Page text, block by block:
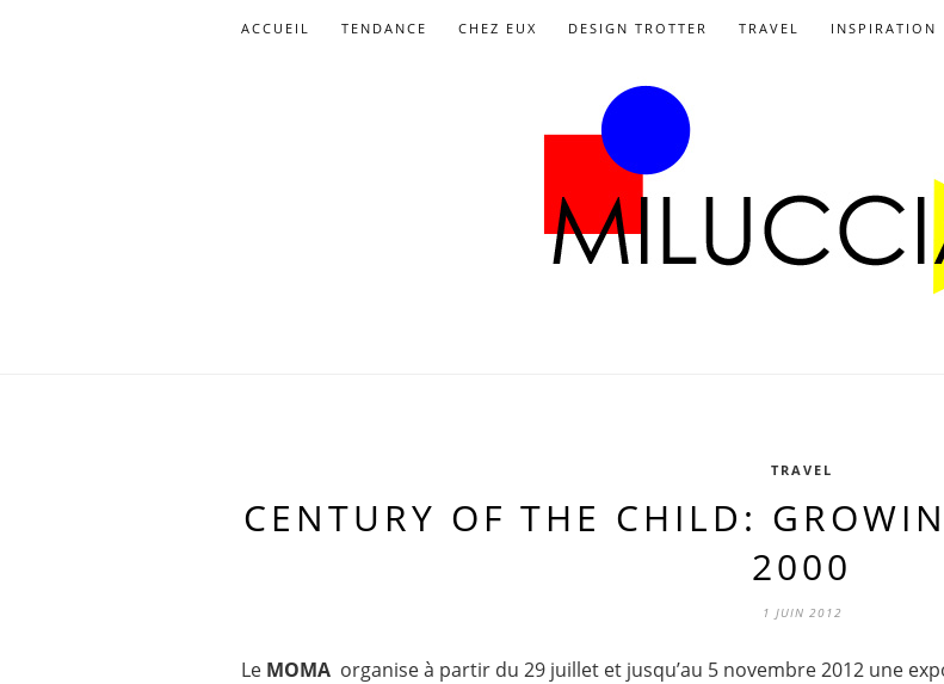
ACCUEIL TENDANCE CHEZ EUX DESIGN TROTTER TRAVEL INSPIRATION
TRAVEL
CENTURY OF THE CHILD:
2000
1 JUIN 2012
Le MOMA organise à partir du 29 juillet et jusqu’au 5 novembre 2012 une